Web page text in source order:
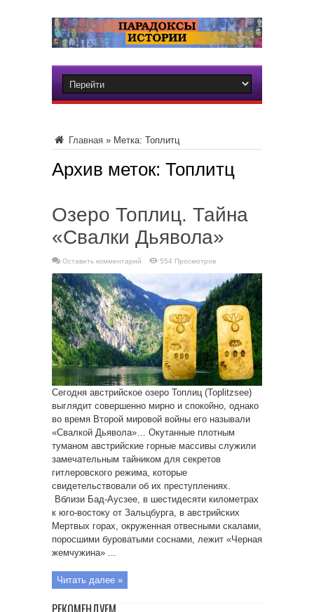
Главная » Метка: Топлитц
Архив меток: Топлитц
Озеро Топлиц. Тайна
«Свалки Дьявола»
Оставить комментарий 554 Просмотров
Сегодня австрийское озеро Топлиц (Toplitzsee)
выглядит совершенно мирно и спокойно, однако
во время Второй мировой войны его называли
«Свалкой Дьявола»… Окутанные плотным
туманом австрийские горные массивы служили
замечательным тайником для секретов
гитлеровского режима, которые
свидетельствовали об их преступлениях.
Вблизи Бад-Аусзее, в шестидесяти километрах
к юго-востоку от Зальцбурга, в австрийских
Мертвых горах, окруженная отвесными скалами,
поросшими буроватыми соснами, лежит «Черная
жемчужина» ...
Читать далее »